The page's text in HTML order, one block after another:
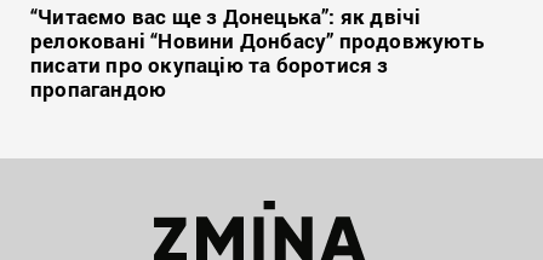
“Читаємо вас ще з Донецька”: як двічі
релоковані “Новини Донбасу” продовжують
писати про окупацію та боротися з
пропагандою